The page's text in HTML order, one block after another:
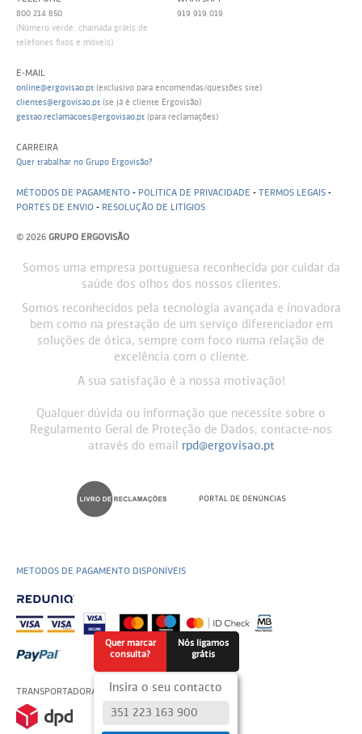
800 214 850
(Número verde: chamada grátis de
telefones fixos e móveis)
919 919 019
E-MAIL
online@ergovisao.pt (exclusivo para encomendas/questões site)
clientes@ergovisao.pt (se já é cliente Ergovisão)
gestao.reclamacoes@ergovisao.pt (para reclamações)
CARREIRA
Quer trabalhar no Grupo Ergovisão?
MÉTODOS DE PAGAMENTO - POLITICA DE PRIVACIDADE - TERMOS LEGAIS -
PORTES DE ENVIO - RESOLUÇÃO DE LITÍGIOS
© 2026 GRUPO ERGOVISÃO
Somos uma empresa portuguesa reconhecida por cuidar da
saúde dos olhos dos nossos clientes.
Somos reconhecidos pela tecnologia avançada e inovadora
bem como na prestação de um serviço diferenciador em
soluções de ótica, sempre com foco numa relação de
excelência com o cliente.
A sua satisfação é a nossa motivação!
Qualquer dúvida ou informação que necessite sobre o
Regulamento Geral de Proteção de Dados, contacte-nos
através do email
rpd@ergovisao.pt
METODOS DE PAGAMENTO DISPONÍVEIS
TRANSPORTADORAS USADAS
Quer marcar
consulta?
Nós ligamos
grátis
Insira o seu contacto